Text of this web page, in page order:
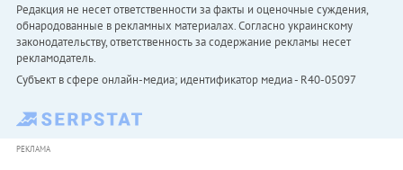
Редакция не несет ответственности за факты и оценочные суждения,
обнародованные в рекламных материалах. Согласно украинскому
законодательству, ответственность за содержание рекламы несет
рекламодатель.
Субъект в сфере онлайн-медиа; идентификатор медиа - R40-05097
РЕКЛАМА